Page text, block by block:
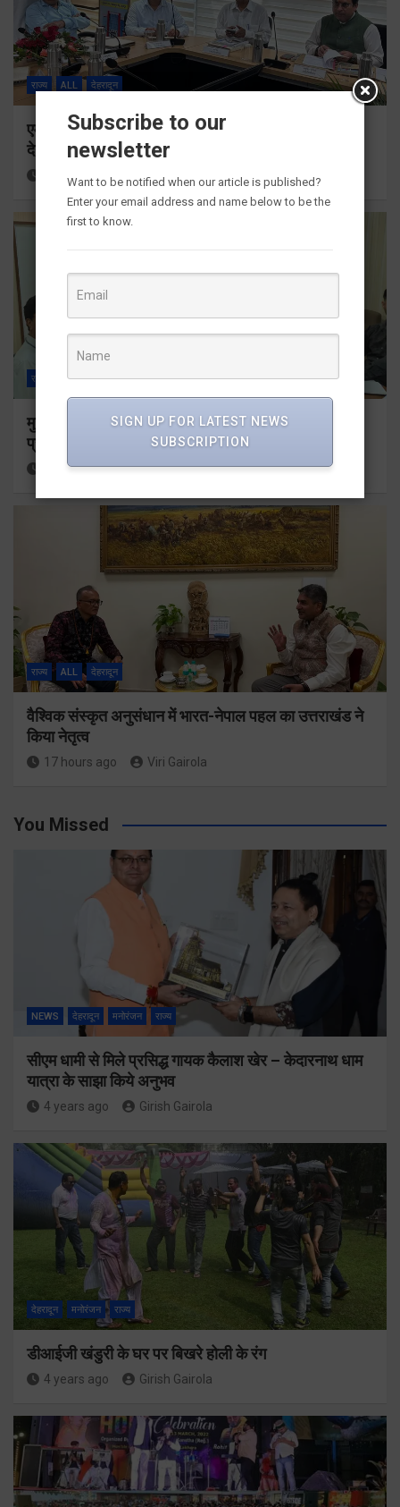
राज्य ALL देहरादून
एमडीडीए बोर्ड बैठक में 25 विकास प्रस्तावों को मिली मंजूरी,
देहरादून-मसूरी के नियोजित विकास को मिलेगी रफ्तार
15 hours ago Viri Gairola
राज्य ALL देहरादून
मुख्यमंत्री के दिशा-निर्देशों में पीएम आवास योजना (शहरी) की
प्रगति की हुई समीक्षा
15 hours ago Viri Gairola
राज्य ALL देहरादून
वैश्विक संस्कृत अनुसंधान में भारत-नेपाल पहल का उत्तराखंड ने
किया नेतृत्व
17 hours ago Viri Gairola
You Missed
NEWS देहरादून मनोरंजन राज्य
सीएम धामी से मिले प्रसिद्ध गायक कैलाश खेर – केदारनाथ धाम
यात्रा के साझा किये अनुभव
4 years ago Girish Gairola
देहरादून मनोरंजन राज्य
डीआईजी खंडुरी के घर पर बिखरे होली के रंग
4 years ago Girish Gairola
Subscribe to our
newsletter
Want to be notified when our article is published?
Enter your email address and name below to be the
first to know.
SIGN UP FOR LATEST NEWS
SUBSCRIPTION